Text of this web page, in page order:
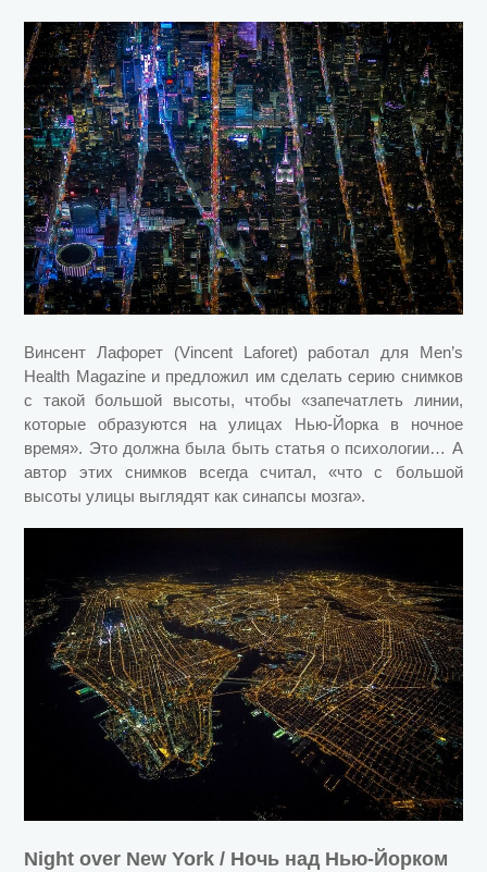
Винсент Лафорет (Vincent Laforet) работал для Men’s
Health Magazine и предложил им сделать серию снимков
с такой большой высоты, чтобы «запечатлеть линии,
которые образуются на улицах Нью-Йорка в ночное
время». Это должна была быть статья о психологии… А
автор этих снимков всегда считал, «что с большой
высоты улицы выглядят как синапсы мозга».
Night over New York / Ночь над Нью-Йорком